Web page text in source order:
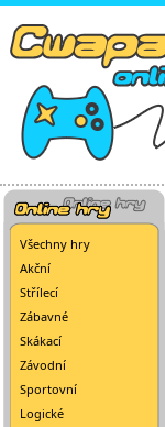
Všechny hry
Akční
Střílecí
Zábavné
Skákací
Závodní
Sportovní
Logické